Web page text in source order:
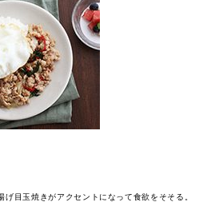
目玉焼きがアクセントになって食欲をそそる。